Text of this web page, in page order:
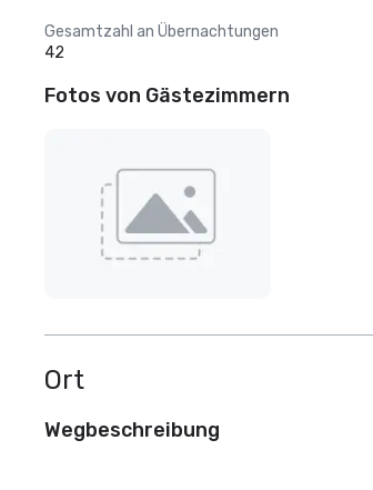
Gesamtzahl an Übernachtungen
42
Fotos von Gästezimmern
Ort
Wegbeschreibung